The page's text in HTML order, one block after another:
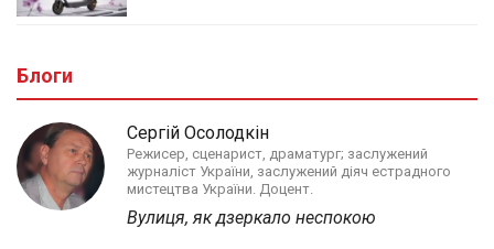
Блоги
Сергій Осолодкін
Режисер, сценарист, драматург; заслужений
журналіст України, заслужений діяч естрадного
мистецтва України. Доцент.
Вулиця, як дзеркало неспокою